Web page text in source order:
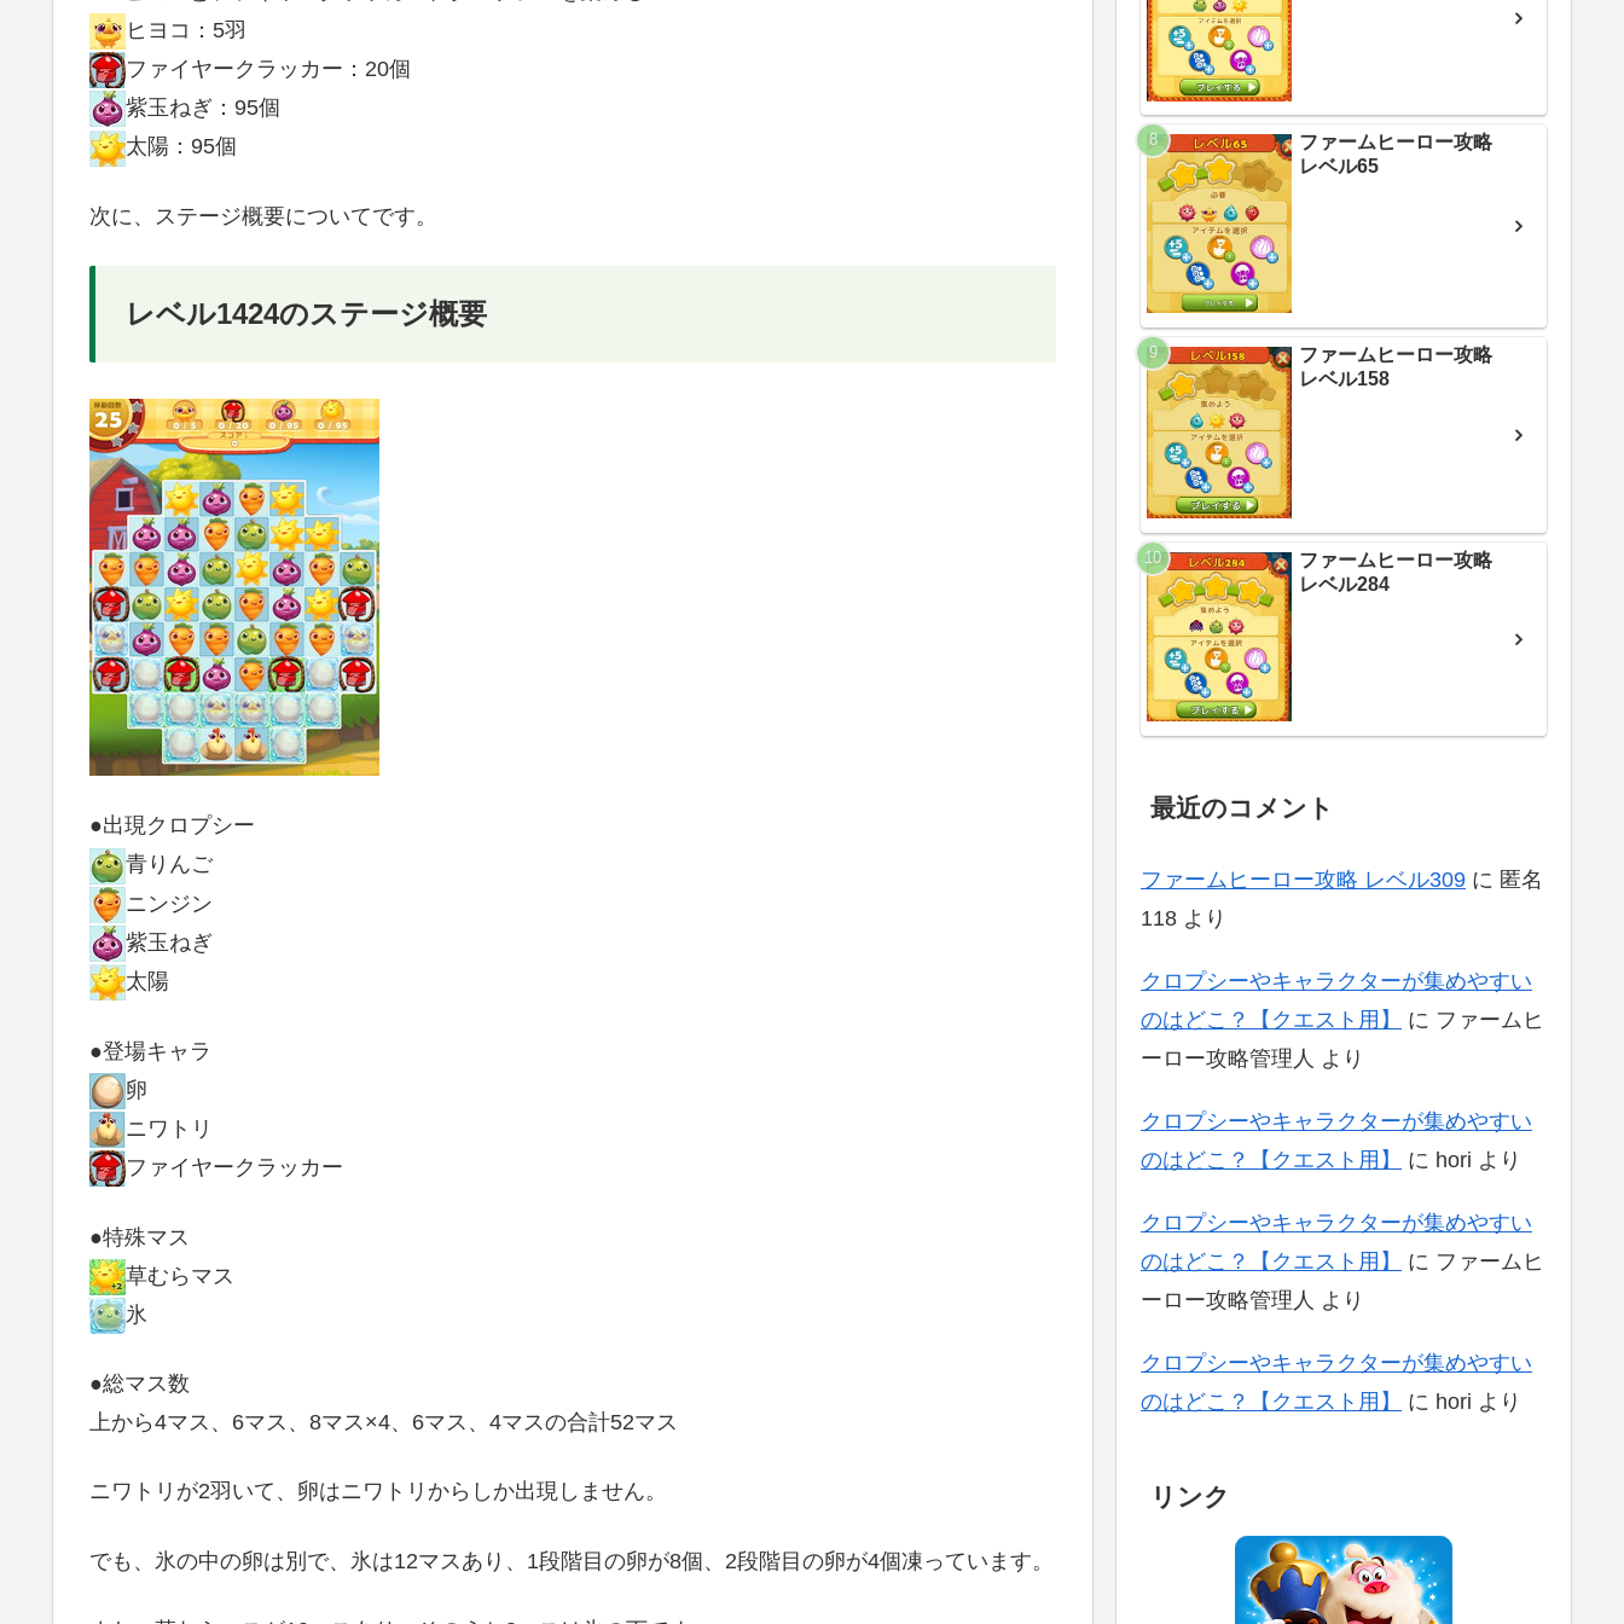
ヒヨコ：5羽
ファイヤークラッカー：20個
紫玉ねぎ：95個
太陽：95個
次に、ステージ概要についてです。
レベル1424のステージ概要
●出現クロプシー
青りんご
ニンジン
紫玉ねぎ
太陽
●登場キャラ
卵
ニワトリ
ファイヤークラッカー
●特殊マス
草むらマス
氷
●総マス数
上から4マス、6マス、8マス×4、6マス、4マスの合計52マス
ニワトリが2羽いて、卵はニワトリからしか出現しません。
でも、氷の中の卵は別で、氷は12マスあり、1段階目の卵が8個、2段階目の卵が4個凍っています。
ファームヒーロー攻略
レベル65
ファームヒーロー攻略
レベル158
ファームヒーロー攻略
レベル284
最近のコメント
ファームヒーロー攻略 レベル309 に 匿名
118 より
クロプシーやキャラクターが集めやすい
のはどこ？【クエスト用】
に ファームヒ
ーロー攻略管理人 より
クロプシーやキャラクターが集めやすい
のはどこ？【クエスト用】
に hori より
クロプシーやキャラクターが集めやすい
のはどこ？【クエスト用】
に ファームヒ
ーロー攻略管理人 より
クロプシーやキャラクターが集めやすい
のはどこ？【クエスト用】
に hori より
リンク